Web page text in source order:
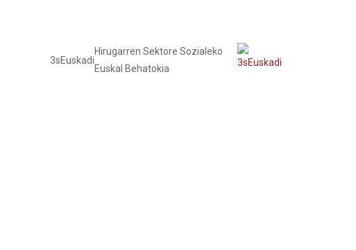
3sEuskadi
Hirugarren Sektore Sozialeko
Euskal Behatokia